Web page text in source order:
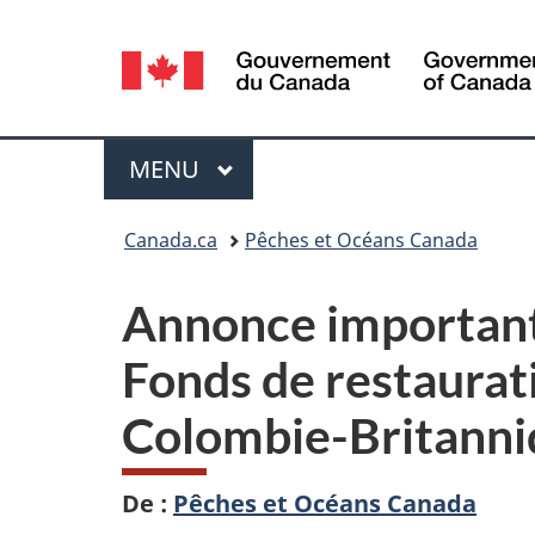
Sélection
de
la
langue
Menu
MENU PRINCIPAL
Canada.ca Pêches et Océans Canada
Annonce
Fonds de
Colombie-
De : Pêches et Océans Canada